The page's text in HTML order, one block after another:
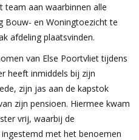
team aan waarbinnen alle
Bouw- en Woningtoezicht te
afdeling plaatsvinden.
van Else Poortvliet tijdens
heeft inmiddels bij zijn
zijn jas aan de kapstok
zijn pensioen. Hiermee kwam
vrij, waarbij de
met het benoemen